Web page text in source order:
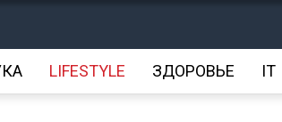
LIFESTYLE ЗДОРОВЬЕ IT